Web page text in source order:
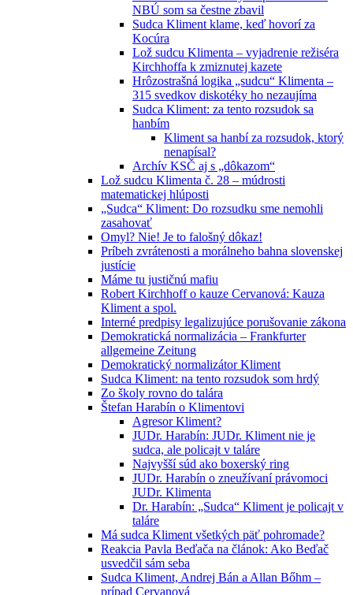
NBÚ som sa čestne zbavil
Sudca Kliment klame, keď hovorí za
Kocúra
Lož sudcu Klimenta – vyjadrenie režiséra
Kirchhoffa k zmiznutej kazete
Hrôzostrašná logika „sudcu“ Klimenta –
315 svedkov diskotéky ho nezaujíma
Sudca Kliment: za tento rozsudok sa
hanbím
Kliment sa hanbí za rozsudok, ktorý
nenapísal?
Archív KSČ aj s „dôkazom“
Lož sudcu Klimenta č. 28 – múdrosti
matematickej hlúposti
„Sudca“ Kliment: Do rozsudku sme nemohli
zasahovať
Omyl? Nie! Je to falošný dôkaz!
Príbeh zvrátenosti a morálneho bahna slovenskej
justície
Máme tu justičnú mafiu
Robert Kirchhoff o kauze Cervanová: Kauza
Kliment a spol.
Interné predpisy legalizujúce porušovanie zákona
Demokratická normalizácia – Frankfurter
allgemeine Zeitung
Demokratický normalizátor Kliment
Sudca Kliment: na tento rozsudok som hrdý
Zo školy rovno do talára
Štefan Harabín o Klimentovi
Agresor Kliment?
JUDr. Harabín: JUDr. Kliment nie je
sudca, ale policajt v taláre
Najvyšší súd ako boxerský ring
JUDr. Harabín o zneužívaní právomoci
JUDr. Klimenta
Dr. Harabín: „Sudca“ Kliment je policajt v
taláre
Má sudca Kliment všetkých päť pohromade?
Reakcia Pavla Beďača na článok: Ako Beďač
usvedčil sám seba
Sudca Kliment, Andrej Bán a Allan Bőhm –
prípad Cervanová